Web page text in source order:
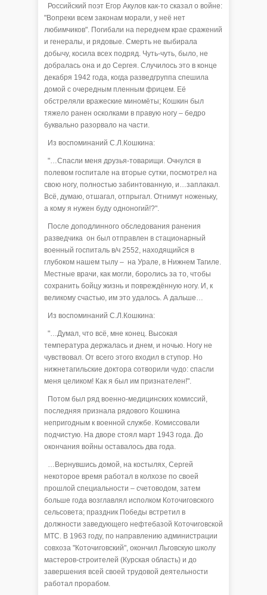
Российский поэт Егор Акулов как-то сказал о войне:
"Вопреки всем законам морали, у неё нет
любимчиков". Погибали на переднем крае сражений
и генералы, и рядовые. Смерть не выбирала
добычу, косила всех подряд. Чуть-чуть, было, не
добралась она и до Сергея. Случилось это в конце
декабря 1942 года, когда разведгруппа спешила
домой с очередным пленным фрицем. Её
обстреляли вражеские миномёты; Кошкин был
тяжело ранен осколками в правую ногу – бедро
буквально разорвало на части.
Из воспоминаний С.Л.Кошкина:
"…Спасли меня друзья-товарищи. Очнулся в
полевом госпитале на вторые сутки, посмотрел на
свою ногу, полностью забинтованную, и…заплакал.
Всё, думаю, отшагал, отпрыгал. Отнимут ноженьку,
а кому я нужен буду одноногий!?".
После доподлинного обследования ранения
разведчика он был отправлен в стационарный
военный госпиталь в/ч 2552, находящийся в
глубоком нашем тылу – на Урале, в Нижнем Тагиле.
Местные врачи, как могли, боролись за то, чтобы
сохранить бойцу жизнь и повреждённую ногу. И, к
великому счастью, им это удалось. А дальше…
Из воспоминаний С.Л.Кошкина:
"…Думал, что всё, мне конец. Высокая
температура держалась и днем, и ночью. Ногу не
чувствовал. От всего этого входил в ступор. Но
нижнетагильские доктора сотворили чудо: спасли
меня целиком! Как я был им признателен!".
Потом был ряд военно-медицинских комиссий,
последняя признала рядового Кошкина
непригодным к военной службе. Комиссовали
подчистую. На дворе стоял март 1943 года. До
окончания войны оставалось два года.
…Вернувшись домой, на костылях, Сергей
некоторое время работал в колхозе по своей
прошлой специальности – счетоводом, затем
больше года возглавлял исполком Коточиговского
сельсовета; праздник Победы встретил в
должности заведующего нефтебазой Коточиговской
МТС. В 1963 году, по направлению администрации
совхоза "Коточиговский", окончил Льговскую школу
мастеров-строителей (Курская область) и до
завершения всей своей трудовой деятельности
работал прорабом.